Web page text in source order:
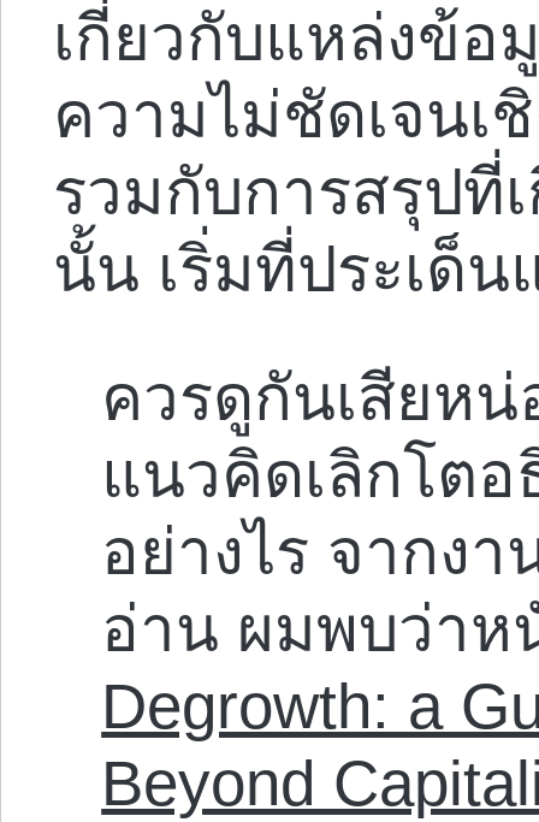
เกี่ยวกับแหล่งข้อ
ความไม่ชัดเจนเ
รวมกับการสรุปที่
นั้น เริ่มที่ประเด็น
ควรดูกันเสียห
แนวคิดเลิกโตอ
อย่างไร จากง
อ่าน ผมพบว่า
Degrowth: a
Beyond